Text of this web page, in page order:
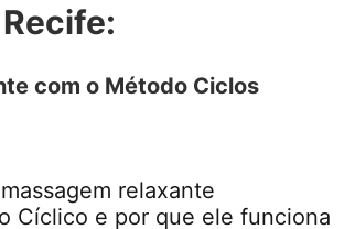
com o Método Ciclos
relaxante
Cíclico e por que ele funciona